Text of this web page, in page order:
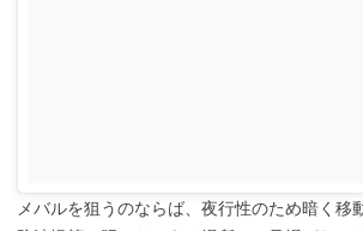
メバルを狙うのならば、夜行性のため暗く移